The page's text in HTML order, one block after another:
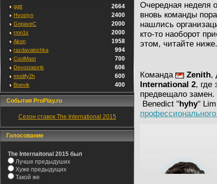
ggtt 2664
Hvostyn 2400
GopaveC 2000
rmn1x 2000
Akon 1958
razdavalochka 994
CoolMast 700
Devostatortk 606
modify2h 600
Boevik 400
События ProPlay.ru
Сезон ставок The International 2015
Голосование
The Internaitonal 2015 был
Лучше предыдуших
Хуже предыдущих
Такой же
Очередная неделя
вновь команды
нашлись
кто-то наоборот
этом, читайте ниже.
Команда Zenith,
International 2, где
предвещало замен.
Benedict "hyhy"
профессионального